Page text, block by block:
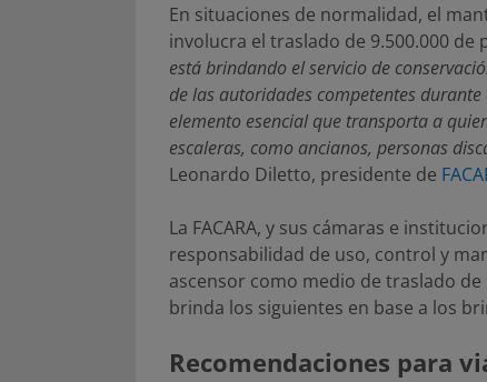
En situaciones de normalidad, el
involucra el traslado de 9.500.000
está brindando el servicio de
de las autoridades competentes
elemento esencial que transporta a
escaleras, como ancianos, personas
Leonardo Diletto, presidente de
La FACARA, y sus cámaras e
responsabilidad de uso, control y
ascensor como medio de traslado
brinda los siguientes en base a los
Recomendaciones para